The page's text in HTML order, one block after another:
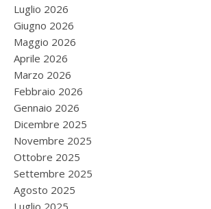
Luglio 2026
Giugno 2026
Maggio 2026
Aprile 2026
Marzo 2026
Febbraio 2026
Gennaio 2026
Dicembre 2025
Novembre 2025
Ottobre 2025
Settembre 2025
Agosto 2025
Luglio 2025